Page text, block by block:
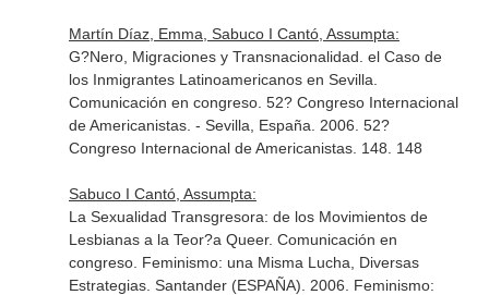
Martín Díaz, Emma, Sabuco I Cantó, Assumpta:
G?Nero, Migraciones y Transnacionalidad. el Caso de
los Inmigrantes Latinoamericanos en Sevilla.
Comunicación en congreso. 52? Congreso Internacional
de Americanistas. - Sevilla, España. 2006. 52?
Congreso Internacional de Americanistas. 148. 148
Sabuco I Cantó, Assumpta:
La Sexualidad Transgresora: de los Movimientos de
Lesbianas a la Teor?a Queer. Comunicación en
congreso. Feminismo: una Misma Lucha, Diversas
Estrategias. Santander (ESPAÑA). 2006. Feminismo: